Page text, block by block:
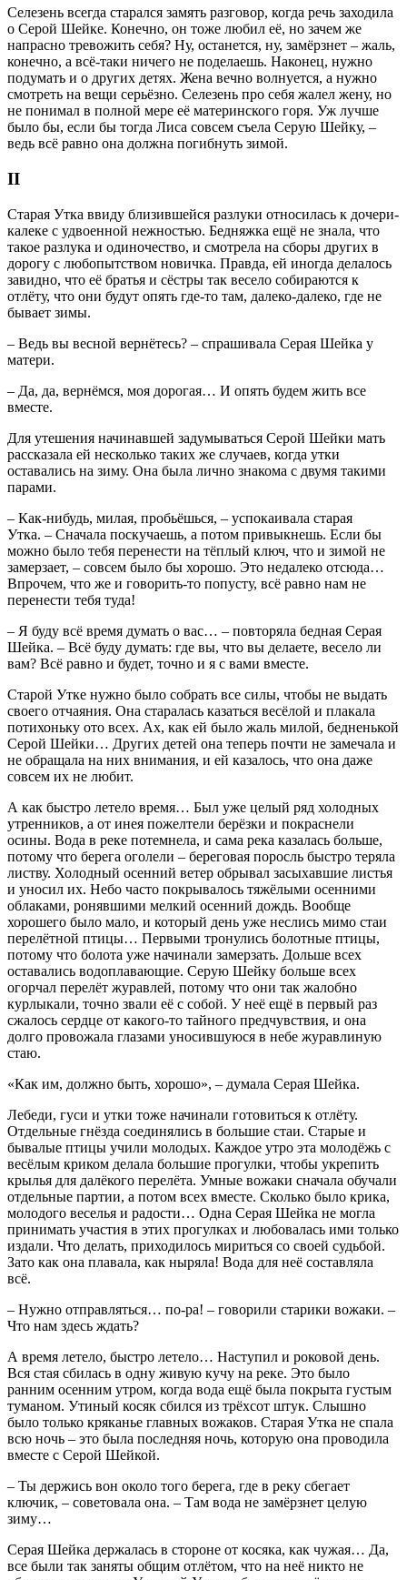
Селезень всегда старался замять разговор, когда речь заходила
о Серой Шейке. Конечно, он тоже любил её, но зачем же
напрасно тревожить себя? Ну, останется, ну, замёрзнет – жаль,
конечно, а всё-таки ничего не поделаешь. Наконец, нужно
подумать и о других детях. Жена вечно волнуется, а нужно
смотреть на вещи серьёзно. Селезень про себя жалел жену, но
не понимал в полной мере её материнского горя. Уж лучше
было бы, если бы тогда Лиса совсем съела Серую Шейку, –
ведь всё равно она должна погибнуть зимой.
II
Старая Утка ввиду близившейся разлуки относилась к дочери-
калеке с удвоенной нежностью. Бедняжка ещё не знала, что
такое разлука и одиночество, и смотрела на сборы других в
дорогу с любопытством новичка. Правда, ей иногда делалось
завидно, что её братья и сёстры так весело собираются к
отлёту, что они будут опять где-то там, далеко-далеко, где не
бывает зимы.
– Ведь вы весной вернётесь? – спрашивала Серая Шейка у
матери.
– Да, да, вернёмся, моя дорогая… И опять будем жить все
вместе.
Для утешения начинавшей задумываться Серой Шейки мать
рассказала ей несколько таких же случаев, когда утки
оставались на зиму. Она была лично знакома с двумя такими
парами.
– Как-нибудь, милая, пробьёшься, – успокаивала старая
Утка. – Сначала поскучаешь, а потом привыкнешь. Если бы
можно было тебя перенести на тёплый ключ, что и зимой не
замерзает, – совсем было бы хорошо. Это недалеко отсюда…
Впрочем, что же и говорить-то попусту, всё равно нам не
перенести тебя туда!
– Я буду всё время думать о вас… – повторяла бедная Серая
Шейка. – Всё буду думать: где вы, что вы делаете, весело ли
вам? Всё равно и будет, точно и я с вами вместе.
Старой Утке нужно было собрать все силы, чтобы не выдать
своего отчаяния. Она старалась казаться весёлой и плакала
потихоньку ото всех. Ах, как ей было жаль милой, бедненькой
Серой Шейки… Других детей она теперь почти не замечала и
не обращала на них внимания, и ей казалось, что она даже
совсем их не любит.
А как быстро летело время… Был уже целый ряд холодных
утренников, а от инея пожелтели берёзки и покраснели
осины. Вода в реке потемнела, и сама река казалась больше,
потому что берега оголели – береговая поросль быстро теряла
листву. Холодный осенний ветер обрывал засыхавшие листья
и уносил их. Небо часто покрывалось тяжёлыми осенними
облаками, ронявшими мелкий осенний дождь. Вообще
хорошего было мало, и который день уже неслись мимо стаи
перелётной птицы… Первыми тронулись болотные птицы,
потому что болота уже начинали замерзать. Дольше всех
оставались водоплавающие. Серую Шейку больше всех
огорчал перелёт журавлей, потому что они так жалобно
курлыкали, точно звали её с собой. У неё ещё в первый раз
сжалось сердце от какого-то тайного предчувствия, и она
долго провожала глазами уносившуюся в небе журавлиную
стаю.
«Как им, должно быть, хорошо», – думала Серая Шейка.
Лебеди, гуси и утки тоже начинали готовиться к отлёту.
Отдельные гнёзда соединялись в большие стаи. Старые и
бывалые птицы учили молодых. Каждое утро эта молодёжь с
весёлым криком делала большие прогулки, чтобы укрепить
крылья для далёкого перелёта. Умные вожаки сначала обучали
отдельные партии, а потом всех вместе. Сколько было крика,
молодого веселья и радости… Одна Серая Шейка не могла
принимать участия в этих прогулках и любовалась ими только
издали. Что делать, приходилось мириться со своей судьбой.
Зато как она плавала, как ныряла! Вода для неё составляла
всё.
– Нужно отправляться… по-ра! – говорили старики вожаки. –
Что нам здесь ждать?
А время летело, быстро летело… Наступил и роковой день.
Вся стая сбилась в одну живую кучу на реке. Это было
ранним осенним утром, когда вода ещё была покрыта густым
туманом. Утиный косяк сбился из трёхсот штук. Слышно
было только кряканье главных вожаков. Старая Утка не спала
всю ночь – это была последняя ночь, которую она проводила
вместе с Серой Шейкой.
– Ты держись вон около того берега, где в реку сбегает
ключик, – советовала она. – Там вода не замёрзнет целую
зиму…
Серая Шейка держалась в стороне от косяка, как чужая… Да,
все были так заняты общим отлётом, что на неё никто не